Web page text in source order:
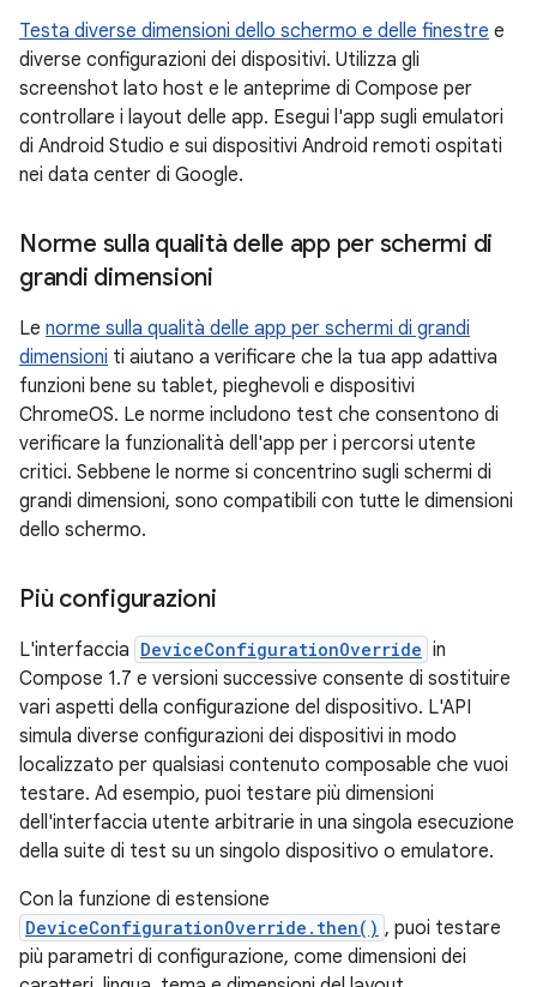
Testa diverse dimensioni dello schermo e delle finestre e
diverse configurazioni dei dispositivi. Utilizza gli
screenshot lato host e le anteprime di Compose per
controllare i layout delle app. Esegui l'app sugli emulatori
di Android Studio e sui dispositivi Android remoti ospitati
nei data center di Google.
Norme sulla qualità delle app per schermi di
grandi dimensioni
Le norme sulla qualità delle app per schermi di grandi
dimensioni ti aiutano a verificare che la tua app adattiva
funzioni bene su tablet, pieghevoli e dispositivi
ChromeOS. Le norme includono test che consentono di
verificare la funzionalità dell'app per i percorsi utente
critici. Sebbene le norme si concentrino sugli schermi di
grandi dimensioni, sono compatibili con tutte le dimensioni
dello schermo.
Più configurazioni
L'interfaccia DeviceConfigurationOverride in
Compose 1.7 e versioni successive consente di sostituire
vari aspetti della configurazione del dispositivo. L'API
simula diverse configurazioni dei dispositivi in modo
localizzato per qualsiasi contenuto composable che vuoi
testare. Ad esempio, puoi testare più dimensioni
dell'interfaccia utente arbitrarie in una singola esecuzione
della suite di test su un singolo dispositivo o emulatore.
Con la funzione di estensione
DeviceConfigurationOverride.then() , puoi testare
più parametri di configurazione, come dimensioni dei